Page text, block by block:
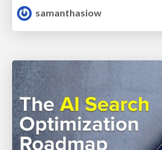
samanthasiow